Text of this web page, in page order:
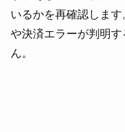
いるかを再確認しま
や決済エラーが判明
ん。